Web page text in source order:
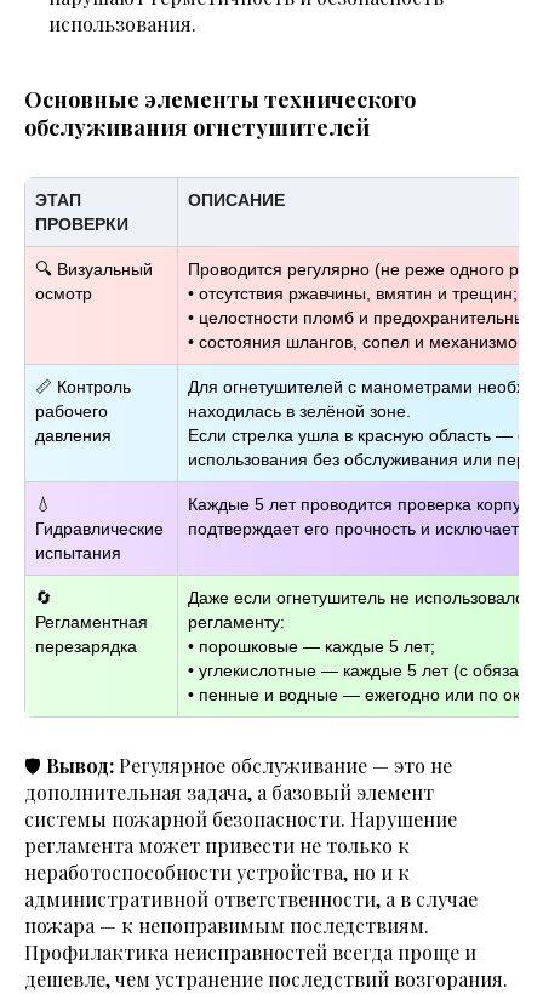
использования.
Основные элементы технического
обслуживания огнетушителей
ЭТАП
ПРОВЕРКИ
ОПИСАНИЕ
🔍 Визуальный
осмотр
Проводится регулярно (не реже одного
• отсутствия ржавчины, вмятин и трещин;
• целостности пломб и предохранительных
• состояния шлангов, сопел и механизмов
📏 Контроль
рабочего
давления
Для огнетушителей с манометрами
находилась в зелёной зоне.
Если стрелка ушла в красную область —
использования без обслуживания или
💧
Гидравлические
испытания
Каждые 5 лет проводится проверка
подтверждает его прочность и исключает
🔄
Регламентная
перезарядка
Даже если огнетушитель не
регламенту:
• порошковые — каждые 5 лет;
• углекислотные — каждые 5 лет (с
• пенные и водные — ежегодно или по
🛡️ Вывод: Регулярное обслуживание — это не
дополнительная задача, а базовый элемент
системы пожарной безопасности. Нарушение
регламента может привести не только к
неработоспособности устройства, но и к
административной ответственности, а в случае
пожара — к непоправимым последствиям.
Профилактика неисправностей всегда проще и
дешевле, чем устранение последствий возгорания.